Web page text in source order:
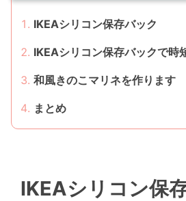
IKEAシリコン保存バック
IKEAシリコン保存バックで時
和風きのこマリネを作ります
まとめ
IKEAシリコン保